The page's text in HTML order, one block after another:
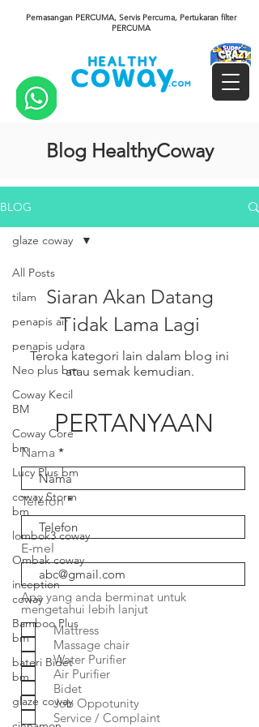
Pemasangan PERCUMA, Servis Percuma, Pertukaran filter
PERCUMA
Blog HealthyCoway
BLOG
All Posts
tilam
penapis air
penapis udara
Neo plus bm
Coway Kecil
BM
Coway Core
bm
Lucy Plus bm
coway Storm
bm
lombok3 coway
Ombak coway
inception
coway
Bamboo Plus
bm
bateri Bidet
bm
glaze coway
glaze coway
Siaran Akan Datang
Tidak Lama Lagi
Teroka kategori lain dalam blog ini
atau semak kemudian.
PERTANYAAN
Nama
Telefon
E-mel
Apa yang anda berminat untuk
mengetahui lebih lanjut
Mattress
Massage chair
Water Purifier
Air Purifier
Bidet
Job Oppotunity
Service / Complaint